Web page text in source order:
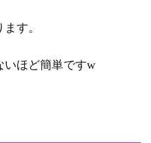
す。
いほど簡単ですw